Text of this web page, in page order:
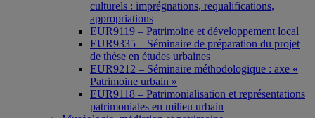
culturels : imprégnations, requalifications,
appropriations
EUR9119 – Patrimoine et développement local
EUR9335 – Séminaire de préparation du projet
de thèse en études urbaines
EUR9212 – Séminaire méthodologique : axe «
Patrimoine urbain »
EUR9118 – Patrimonialisation et représentations
patrimoniales en milieu urbain